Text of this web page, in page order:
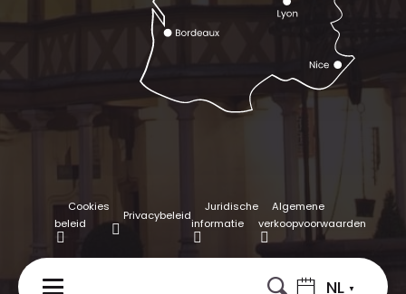
NL
Cookies
beleid
Privacybeleid
Juridische
informatie
Algemene
verkoopvoorwaarden